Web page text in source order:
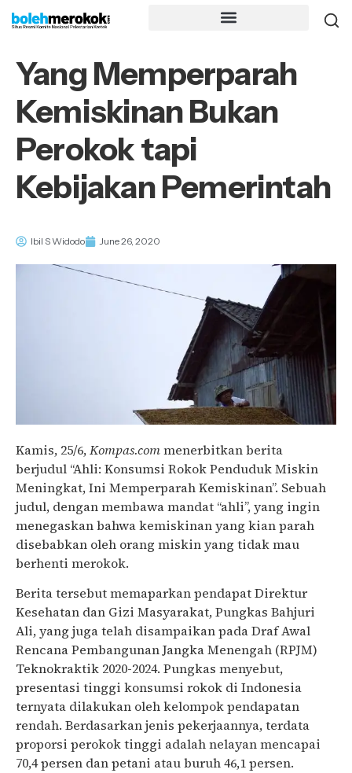
Yang Memperparah
Kemiskinan Bukan
Perokok tapi
Kebijakan Pemerintah
Ibil S Widodo June 26, 2020
Kamis, 25/6,Kompas.commenerbitkan berita
berjudul “Ahli: Konsumsi Rokok Penduduk Miskin
Meningkat, Ini Memperparah Kemiskinan”. Sebuah
judul, dengan membawa mandat “ahli”, yang ingin
menegaskan bahwa kemiskinan yang kian parah
disebabkan oleh orang miskin yang tidak mau
berhenti merokok.
Berita tersebut memaparkan pendapat Direktur
Kesehatan dan Gizi Masyarakat, Pungkas Bahjuri
Ali, yang juga telah disampaikan pada Draf Awal
Rencana Pembangunan Jangka Menengah (RPJM)
Teknokraktik 2020-2024. Pungkas menyebut,
presentasi tinggi konsumsi rokok di Indonesia
ternyata dilakukan oleh kelompok pendapatan
rendah. Berdasarkan jenis pekerjaannya, terdata
proporsi perokok tinggi adalah nelayan mencapai
70,4 persen dan petani atau buruh 46,1 persen.